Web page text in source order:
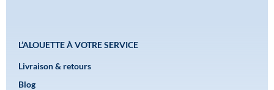
L’ALOUETTE À VOTRE SERVICE
Livraison & retours
Blog